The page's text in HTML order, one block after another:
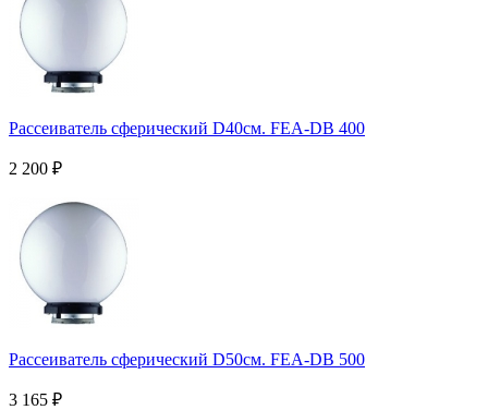
Рассеиватель сферический D40см. FEA-DB 400
2 200 ₽
Рассеиватель сферический D50см. FEA-DB 500
3 165 ₽